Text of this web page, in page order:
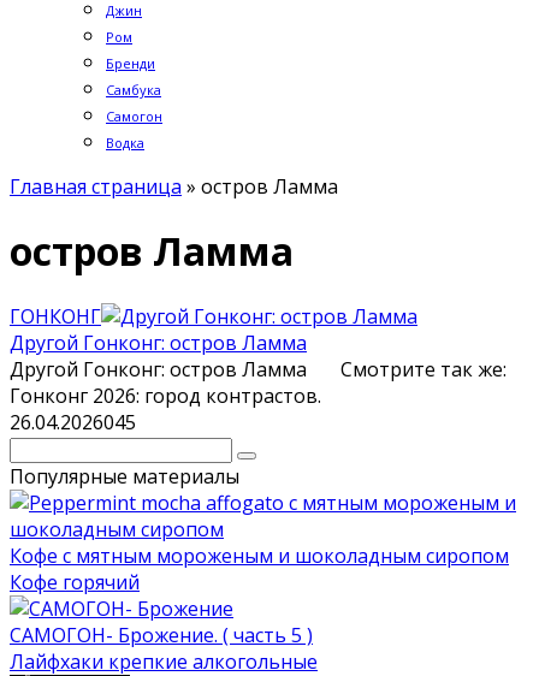
Джин
Ром
Бренди
Самбука
Самогон
Водка
Главная страница » остров Ламма
остров Ламма
ГОНКОНГ
Другой Гонконг: остров Ламма
Другой Гонконг: остров Ламма Смотрите так же:
Гонконг 2026: город контрастов.
26.04.2026045
Поиск:
Популярные материалы
Кофе с мятным мороженым и шоколадным сиропом
Кофе горячий
САМОГОН- Брожение. ( часть 5 )
Лайфхаки крепкие алкогольные